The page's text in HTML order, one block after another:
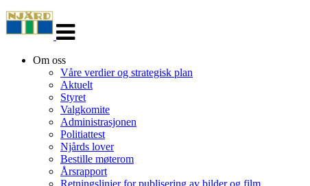
navigasjon
Om oss
Våre verdier og strategisk plan
Aktuelt
Styret
Valgkomite
Administrasjonen
Politiattest
Njårds lover
Bestille møterom
Årsrapport
Retningslinjer for publisering av bilder og film